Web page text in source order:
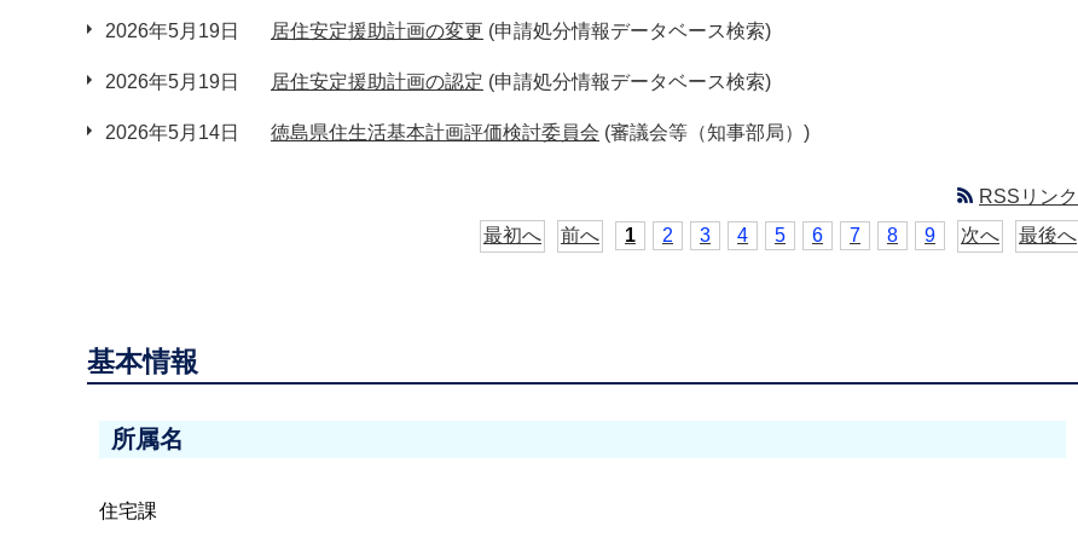
2026年5月19日 居住安定援助計画の変更 (申請処分情報データベース検索)
2026年5月19日 居住安定援助計画の認定 (申請処分情報データベース検索)
2026年5月14日 徳島県住生活基本計画評価検討委員会 (審議会等（知事部局）)
RSSリンク
最初へ
前へ 1 2 3 4 5 6 7 8 9 次へ 最後へ
基本情報
所属名
住宅課